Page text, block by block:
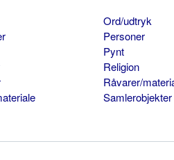
Ord/udtryk
Personer
Pynt
Religion
Råvarer/
Samlerobjekter